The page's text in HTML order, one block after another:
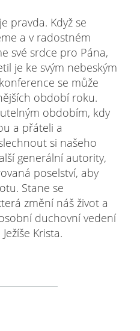
pravda. Když se
a v radostném
své srdce pro Pána,
je ke svým nebeským
se může
období roku.
obdobím, kdy
a přáteli a
si našeho
generální autority,
poselství, aby
Stane se
změní náš život a
duchovní vedení
Krista.